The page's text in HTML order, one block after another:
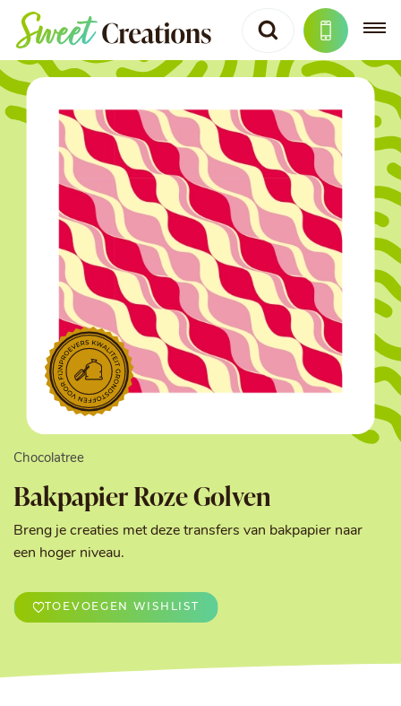
Chocolatree
Bakpapier Roze Golven
Breng je creaties met deze transfers van bakpapier naar
een hoger niveau.
TOEVOEGEN WISHLIST